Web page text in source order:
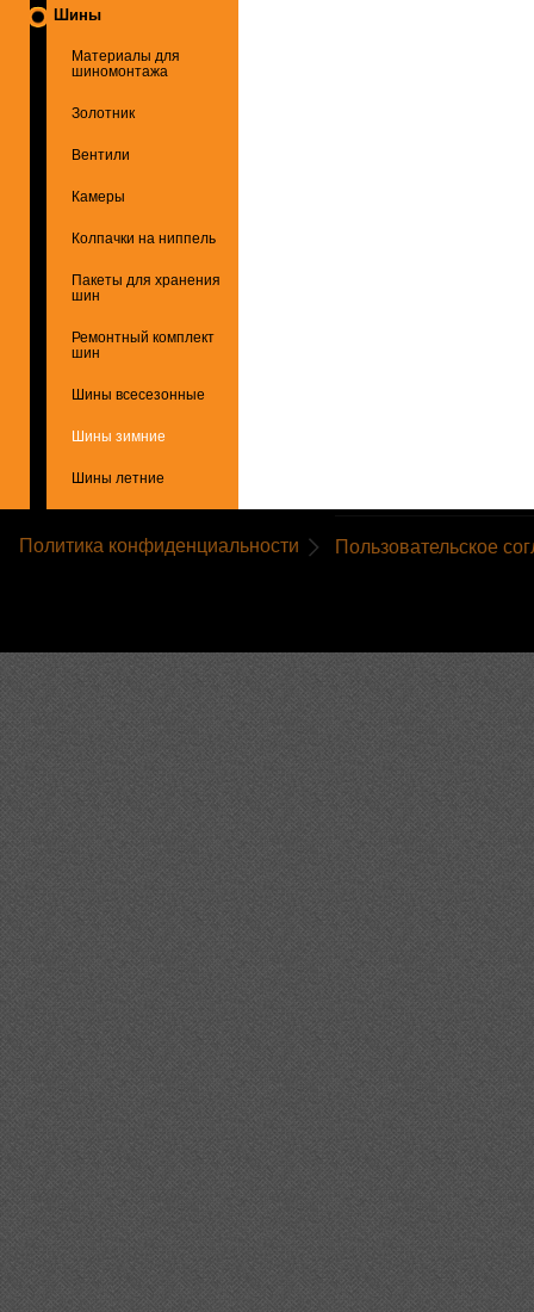
Шины
Материалы для
шиномонтажа
Золотник
Вентили
Камеры
Колпачки на ниппель
Пакеты для хранения
шин
Ремонтный комплект
шин
Шины всесезонные
Шины зимние
Шины летние
Политика конфиденциальности Пользовательское